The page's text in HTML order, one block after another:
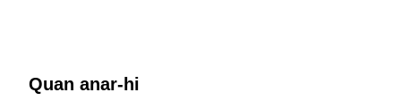
Quan anar-hi